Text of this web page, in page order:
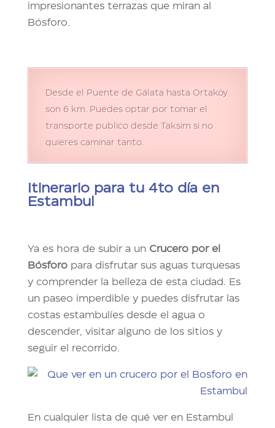
impresionantes terrazas que miran al
Bósforo.
Desde el Puente de Gálata hasta Ortaköy
son 6 km. Puedes optar por tomar el
transporte publico desde Taksim si no
quieres caminar tanto.
Itinerario para tu 4to día en
Estambul
Ya es hora de subir a un Crucero por el
Bósforopara disfrutar sus aguas turquesas
y comprender la belleza de esta ciudad. Es
un paseo imperdible y puedes disfrutar las
costas estambulíes desde el agua o
descender, visitar alguno de los sitios y
seguir el recorrido.
En cualquier lista de qué ver en Estambul